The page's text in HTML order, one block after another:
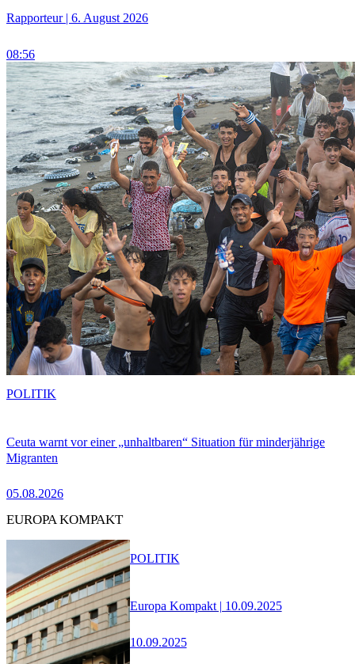
Rapporteur | 6. August 2026
08:56
Ceuta warnt vor einer „unhaltbaren“ Situation für minderjährige
Migranten
05.08.2026
POLITIK
EUROPA KOMPAKT
Europa Kompakt | 10.09.2025
10.09.2025
POLITIK